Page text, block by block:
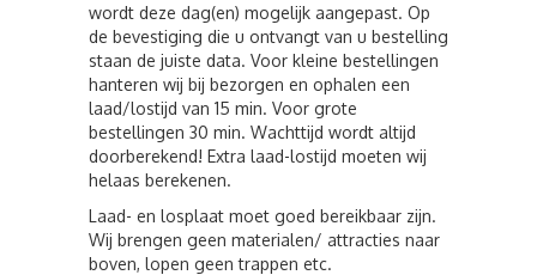
wordt deze dag(en) mogelijk aangepast. Op
de bevestiging die u ontvangt van u bestelling
staan de juiste data. Voor kleine bestellingen
hanteren wij bij bezorgen en ophalen een
laad/lostijd van 15 min. Voor grote
bestellingen 30 min. Wachttijd wordt altijd
doorberekend! Extra laad-lostijd moeten wij
helaas berekenen.
Laad- en losplaat moet goed bereikbaar zijn.
Wij brengen geen materialen/ attracties naar
boven, lopen geen trappen etc.